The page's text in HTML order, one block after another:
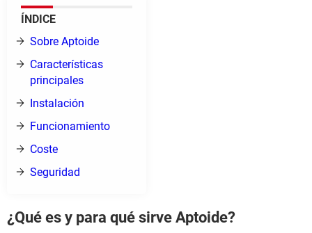
ÍNDICE
Sobre Aptoide
Características
principales
Instalación
Funcionamiento
Coste
Seguridad
¿Qué es y para qué sirve Aptoide?